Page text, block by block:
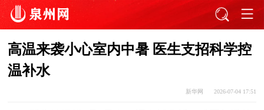
高温来袭小心室内中暑 医生支招科学控
温补水
新华网 2026-07-04 17:51